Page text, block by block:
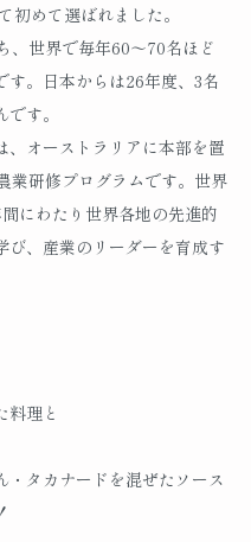
初めて選ばれました。
、世界で毎年60〜70名ほど
す。日本からは26年度、3名
す。
オーストラリアに本部を置
業研修プログラムです。世界
にわたり世界各地の先進的
び、産業のリーダーを育成す
料理と
・タカナードを混ぜたソース